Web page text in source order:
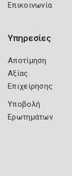
Επικοινωνία
Υπηρεσίες
Αποτίμηση
Αξίας
Επιχείρησης
Υποβολή
Ερωτημάτων